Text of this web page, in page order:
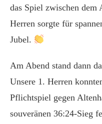
das Spiel zwischen dem
Herren sorgte für
Jubel.
Am Abend stand dann
Unsere 1. Herren
Pflichtspiel gegen
souveränen 36:24-Sieg